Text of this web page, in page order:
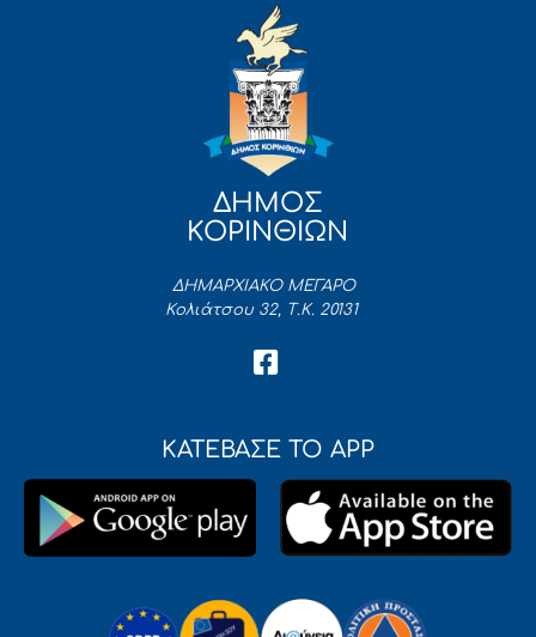
ΔΗΜΟΣ
ΚΟΡΙΝΘΙΩΝ
ΔΗΜΑΡΧΙΑΚΟ ΜΕΓΑΡΟ
Κολιάτσου 32, Τ.Κ. 20131
ΚΑΤΕΒΑΣΕ ΤΟ APP